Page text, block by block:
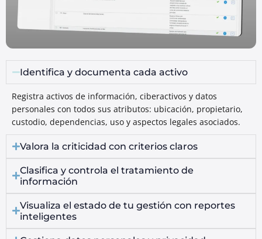
Identifica y documenta cada activo
Registra activos de información, ciberactivos y datos
personales con todos sus atributos: ubicación, propietario,
custodio, dependencias, uso y aspectos legales asociados.
Valora la criticidad con criterios claros
Clasifica y controla el tratamiento de
información
Visualiza el estado de tu gestión con reportes
inteligentes